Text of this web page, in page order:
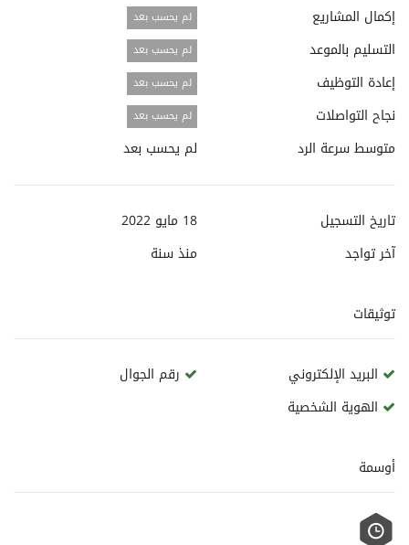
إكمال المشاريع
لم يحسب بعد
التسليم بالموعد لم يحسب بعد
إعادة التوظيف لم يحسب بعد
نجاح التواصلات لم يحسب بعد
متوسط سرعة الرد لم يحسب بعد
تاريخ التسجيل
18 مايو 2022
آخر تواجد
منذسنة
توثيقات
البريد الإلكتروني
رقم الجوال
الهوية الشخصية
أوسمة